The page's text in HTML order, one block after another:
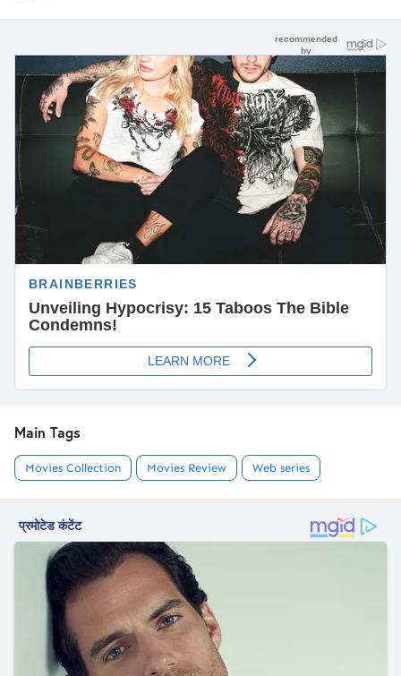
Main Tags
Movies Collection Movies Review Web series